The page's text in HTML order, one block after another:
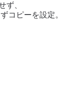
ず、
コピーを設定。